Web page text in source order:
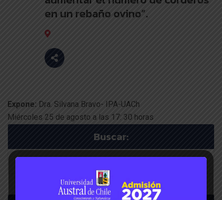
en un rebaño ovino”.
Expone: Dra. Silvana Bravo- IPA-UACh
Miércoles 25 de agosto a las 17: 30 horas
Buscar: